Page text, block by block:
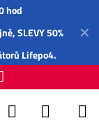
✕
hod
SLEVY 50%
Lifepo4.